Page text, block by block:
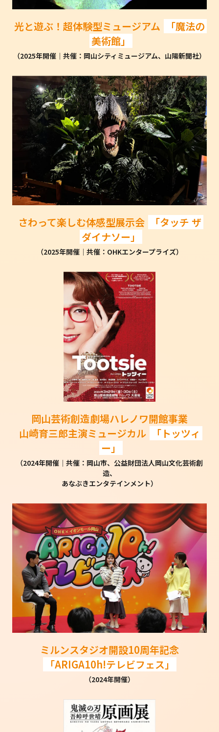
光と遊ぶ！超体験型ミュージアム
「魔法の
美術館」
（2025年開催│共催：岡山シティミュージアム、山陽新聞社）
さわって楽しむ体感型展示会
「タッチ ザ
ダイナソー」
（2025年開催│共催：OHKエンタープライズ）
岡山芸術創造劇場ハレノワ開館事業
山崎育三郎主演ミュージカル
「トッツィ
ー」
（2024年開催│共催：岡山市、公益財団法人岡山文化芸術創
造、
あなぶきエンタテインメント）
ミルンスタジオ開設10周年記念
「ARIGA10h!テレビフェス」
（2024年開催）